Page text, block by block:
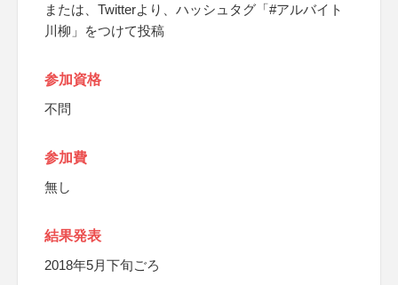
または、Twitterより、ハッシュタグ「#アルバイト
川柳」をつけて投稿
参加資格
不問
参加費
無し
結果発表
2018年5月下旬ごろ